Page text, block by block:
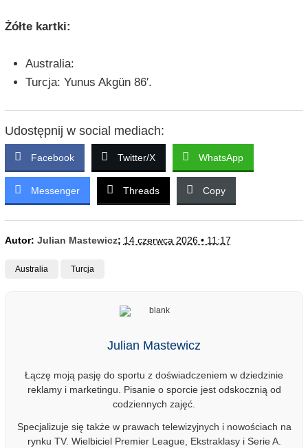
Żółte kartki:
Australia:
Turcja: Yunus Akgün 86′.
Udostępnij w social mediach:
Facebook Twitter/X WhatsApp
Messenger Threads Copy
Autor: Julian Mastewicz; 14 czerwca 2026 • 11:17
Australia Turcja
Julian Mastewicz
Łączę moją pasję do sportu z doświadczeniem w dziedzinie
reklamy i marketingu. Pisanie o sporcie jest odskocznią od
codziennych zajęć.
Specjalizuje się także w prawach telewizyjnych i nowościach na
rynku TV. Wielbiciel Premier League, Ekstraklasy i Serie A.